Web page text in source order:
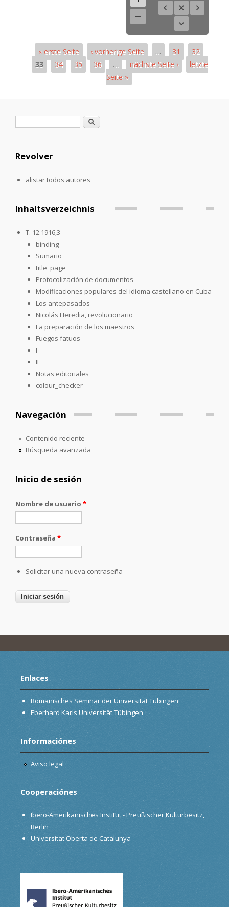
« erste Seite ‹ vorherige Seite … 31
32
33
34 35 36 … nächste Seite ›
letzte
Seite »
Formulario de búsqueda
Buscar
Revolver
alistar todos autores
Inhaltsverzeichnis
T. 12.1916,3
binding
Sumario
title_page
Protocolización de documentos
Modificaciones populares del idioma castellano en Cuba
Los antepasados
Nicolás Heredia, revolucionario
La preparación de los maestros
Fuegos fatuos
I
II
Notas editoriales
colour_checker
Navegación
Contenido reciente
Búsqueda avanzada
Inicio de sesión
Nombre de usuario *
Contraseña *
Solicitar una nueva contraseña
Enlaces
Romanisches Seminar der Universität Tübingen
Eberhard Karls Universität Tübingen
Informaciónes
Aviso legal
Cooperaciónes
Ibero-Amerikanisches Institut - Preußischer Kulturbesitz,
Berlin
Universitat Oberta de Catalunya